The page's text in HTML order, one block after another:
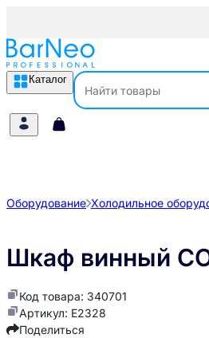
Каталог
Оборудование Холодильное
Шкаф винный
Код товара: 340701
Артикул: E2328
Поделиться